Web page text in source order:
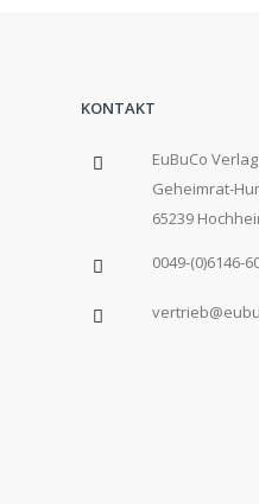
KONTAKT
EuBuCo
Geheimrat-
65239
0049-(0)6146-